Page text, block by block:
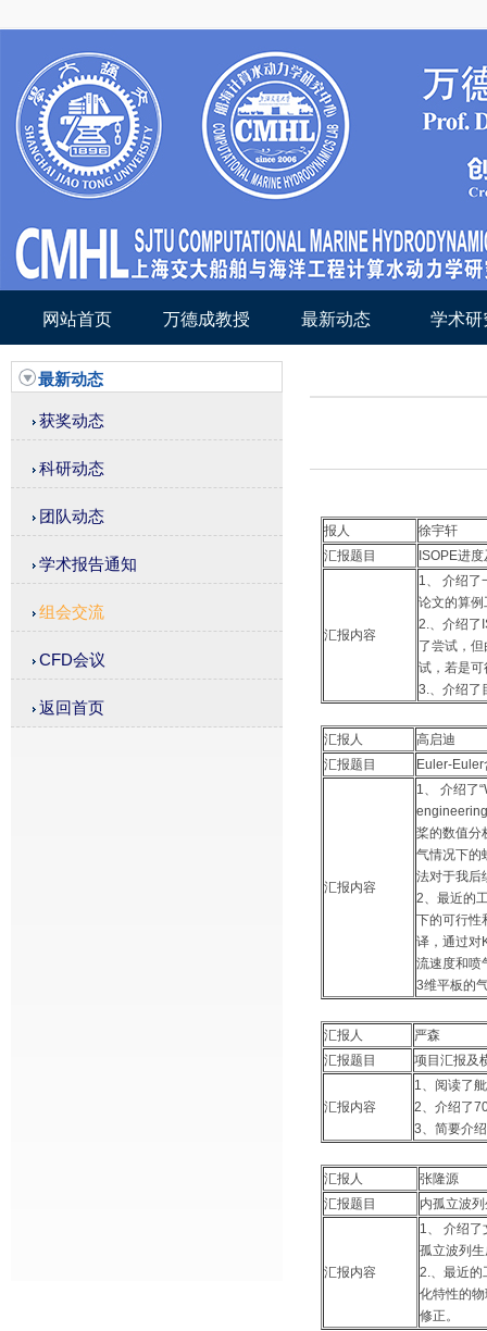
网站首页 万德成教授 最新动态 学术研
最新动态
获奖动态
科研动态
团队动态
学术报告通知
组会交流
CFD会议
返回首页
报人
徐宇轩
汇报题目
ISOPE进
汇报内容
1、 介绍了
论文的算
2.、介绍了
了尝试，
试，若是
3.、介绍了
汇报人
高启迪
汇报题目
Euler-
汇报内容
1、 介绍了
桨的数值分
气情况下的
法对于我后
2、最近的
下的可行性
译，通过对
流速度和喷
3维平板的
汇报人
严森
汇报题目
项目汇报及
汇报内容
1、阅读了
2、介绍了
3、简要介
汇报人
张隆源
汇报题目
内孤立波
汇报内容
1、 介绍
孤立波列
2.、最近的
化特性的
修正。